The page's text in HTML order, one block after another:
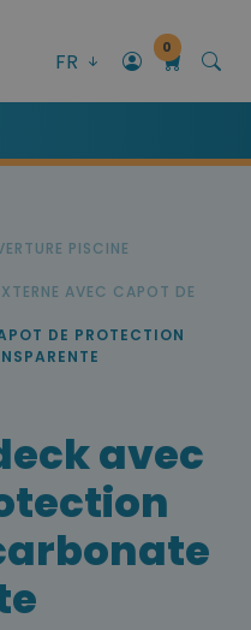
FR
0
PISCINE
AVEC CAPOT DE
DE PROTECTION
avec